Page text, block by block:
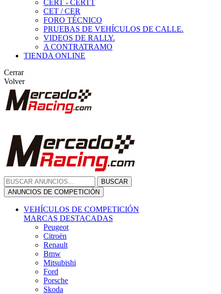
CERT - CERTT
CET / CER
FORO TÉCNICO
PRUEBAS DE VEHÍCULOS DE CALLE.
VIDEOS DE RALLY.
A CONTRATRAMO
TIENDA ONLINE
Cerrar
Volver
BUSCAR
ANUNCIOS DE COMPETICIÓN
VEHÍCULOS DE COMPETICIÓN
MARCAS DESTACADAS
Peugeot
Citroën
Renault
Bmw
Mitsubishi
Ford
Porsche
Skoda
OTRAS MARCAS